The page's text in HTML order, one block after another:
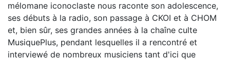
mélomane iconoclaste nous raconte son adolescence,
ses débuts à la radio, son passage à CKOI et à CHOM
et, bien sûr, ses grandes années à la chaîne culte
MusiquePlus, pendant lesquelles il a rencontré et
interviewé de nombreux musiciens tant d'ici que